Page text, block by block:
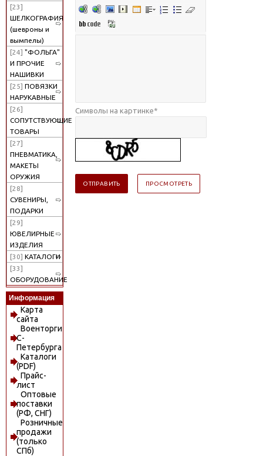
[23]
ШЕЛКОГРАФИЯ
(шевроны и
вымпелы)
[24] "ФОЛЬГА"
И ПРОЧИЕ
НАШИВКИ
[25] ПОВЯЗКИ
НАРУКАВНЫЕ
[26]
СОПУТСТВУЮЩИЕ
ТОВАРЫ
[27]
ПНЕВМАТИКА,
МАКЕТЫ
ОРУЖИЯ
[28]
СУВЕНИРЫ,
ПОДАРКИ
[29]
ЮВЕЛИРНЫЕ
ИЗДЕЛИЯ
[30] КАТАЛОГИ
[33]
ОБОРУДОВАНИЕ
Информация
Карта
сайта
Военторги
С-
Петербурга
Каталоги
(PDF)
Прайс-
лист
Оптовые
поставки
(РФ, СНГ)
Розничные
продажи
(только
СПб)
Символы на картинке*